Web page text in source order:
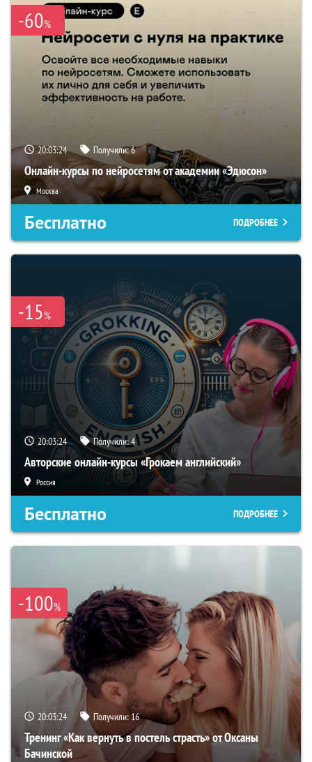
-60%
20:03:23 Получили:6
Онлайн-курсы по нейросетям от академии «Эдюсон»
Москва
Бесплатно ПОДРОБНЕЕ
-15%
20:03:23 Получили:4
Авторские онлайн-курсы «Грокаем английский»
Россия
Бесплатно ПОДРОБНЕЕ
-100%
20:03:23 Получили:16
Тренинг «Как вернуть в постель страсть» от Оксаны
Бачинской